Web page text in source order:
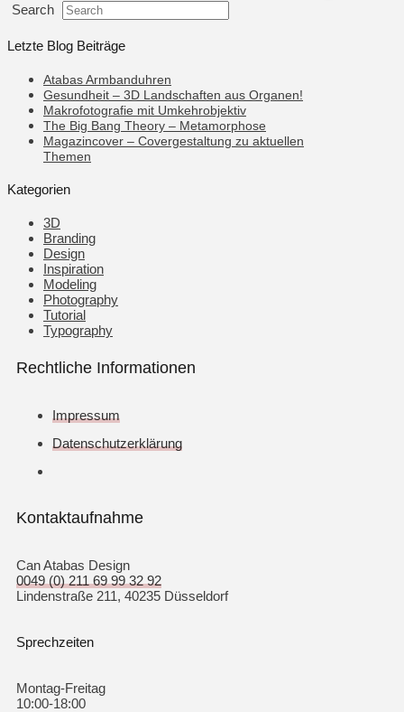
Search
Letzte Blog Beiträge
Atabas Armbanduhren
Gesundheit – 3D Landschaften aus Organen!
Makrofotografie mit Umkehrobjektiv
The Big Bang Theory – Metamorphose
Magazincover – Covergestaltung zu aktuellen
Themen
Kategorien
3D
Branding
Design
Inspiration
Modeling
Photography
Tutorial
Typography
Rechtliche Informationen
Impressum
Datenschutzerklärung
Kontaktaufnahme
Can Atabas Design
0049 (0) 211 69 99 32 92
Lindenstraße 211, 40235 Düsseldorf
Sprechzeiten
Montag-Freitag
10:00-18:00